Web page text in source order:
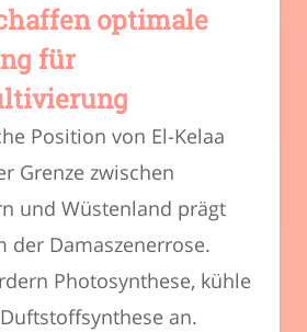
optimale
für
Position von El-Kelaa
Grenze zwischen
und Wüstenland prägt
der Damaszenerrose.
Photosynthese, kühle
an.